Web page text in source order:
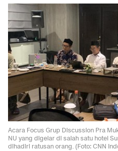
Acara Focus Grup Discussion Pra
NU yang digelar di salah satu hotel
dihadiri ratusan orang. (Foto: CNN